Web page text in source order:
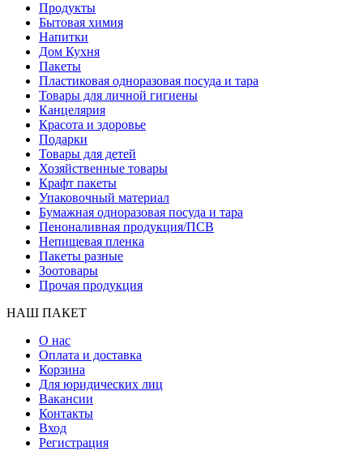
Продукты
Бытовая химия
Напитки
Дом Кухня
Пакеты
Пластиковая одноразовая посуда и тара
Товары для личной гигиены
Канцелярия
Красота и здоровье
Подарки
Товары для детей
Хозяйственные товары
Крафт пакеты
Упаковочный материал
Бумажная одноразовая посуда и тара
Пеноналивная продукция/ПСВ
Непищевая пленка
Пакеты разные
Зоотовары
Прочая продукция
НАШ ПАКЕТ
О нас
Оплата и доставка
Корзина
Для юридических лиц
Вакансии
Контакты
Вход
Регистрация